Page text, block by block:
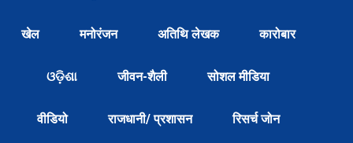
खेल मनोरंजन अतिथि लेखक कारोबार
ଓଡ଼ିଶା जीवन-शैली सोशल मीडिया
वीडियो राजधानी/ प्रशासन रिसर्च जोन